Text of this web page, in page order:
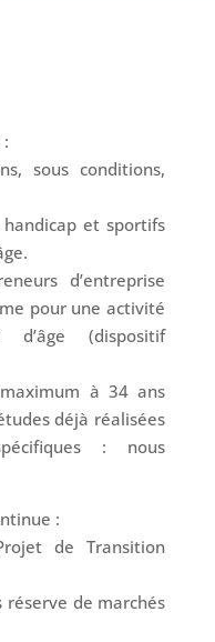
sous conditions,
et sportifs
d’entreprise
pour une activité
(dispositif
à 34 ans
déjà réalisées
: nous
:
de Transition
réserve de marchés